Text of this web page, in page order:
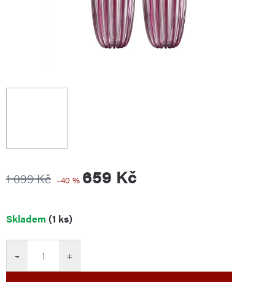
1 099 Kč –40 % 659 Kč
Měrná
Skladem (1 ks)
+
−